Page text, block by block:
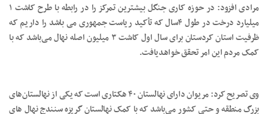
مرادی افزود: در حوزه کاری جنگل بیشترین تمرکز را در رابطه با طرح کاشت ۱
میلیارد درخت در طول ۴سال که تأکید ریاست جمهوری می باشد را داریم که
ظرفیت استان کردستان برای سال اول کاشت ۳ میلیون اصله نهال می‌باشد که با
کمک مردم این امر تحقق خواهدیافت.
وی تصریح کرد: مریوان دارای نهالستان ۴۰ هکتاری است که یکی از نهالستان‌های
بزرگ منطقه و حتی کشور می‌باشد که با کمک نهالستان گریزه سنندج نهال های